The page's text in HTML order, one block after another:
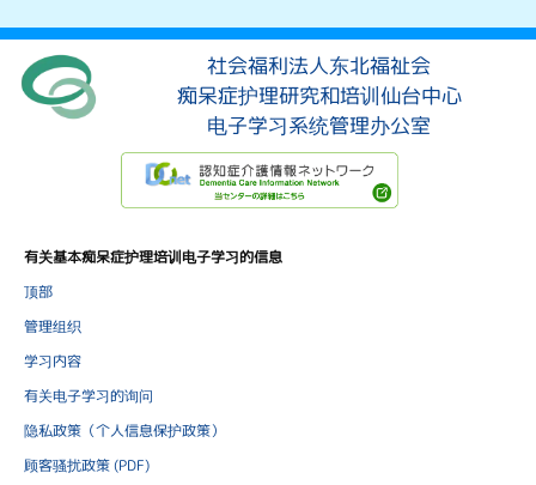
社会福利法人东北福祉会
痴呆症护理研究和培训仙台中心
电子学习系统管理办公室
有关基本痴呆症护理培训电子学习的信息
顶部
管理组织
学习内容
有关电子学习的询问
隐私政策（个人信息保护政策）
顾客骚扰政策 (PDF)